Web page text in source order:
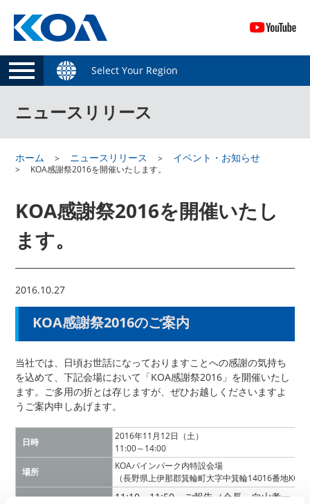
Select Your Region
ニュースリリース
ホーム ニュースリリース イベント・お知らせ
KOA感謝祭2016を開催いたします。
KOA感謝祭2016を開催いたし
ます。
2016.10.27
KOA感謝祭2016のご案内
当社では、日頃お世話になっておりますことへの感謝の気持ち
を込めて、下記会場において「KOA感謝祭2016」を開催いたし
ます。ご多用の折とは存じますが、ぜひお越しくださいますよ
うご案内申しあげます。
日時
2016年11月12日（土）
11:00～14:00
場所
KOAパインパーク内特設会場
（長野県上伊那郡箕輪町大字中箕輪14016番地KOA
11:10～11:50 ご報告（会長 向山孝一、